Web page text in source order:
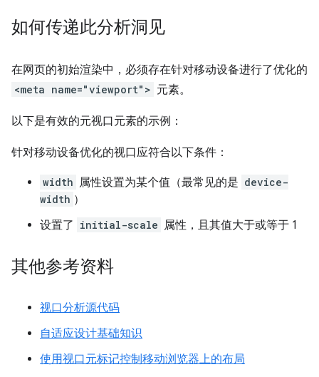
如何传递此分析洞见
在网页的初始渲染中，必须存在针对移动设备进行了优化的
<meta name="viewport"> 元素。
以下是有效的元视口元素的示例：
针对移动设备优化的视口应符合以下条件：
width 属性设置为某个值（最常见的是 device-
width ）
设置了 initial-scale 属性，且其值大于或等于 1
其他参考资料
视口分析源代码
自适应设计基础知识
使用视口元标记控制移动浏览器上的布局